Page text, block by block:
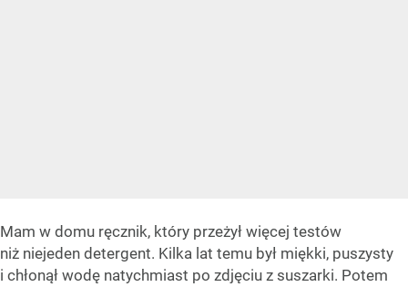
Mam w domu ręcznik, który przeżył więcej testów
niż niejeden detergent. Kilka lat temu był miękki, puszysty
i chłonął wodę natychmiast po zdjęciu z suszarki. Potem